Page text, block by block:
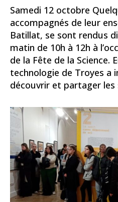
Samedi 12 octobre
accompagnés de leur
Batillat, se sont rendus
matin de 10h à 12h à
de la Fête de la Science.
technologie de Troyes a
découvrir et partager